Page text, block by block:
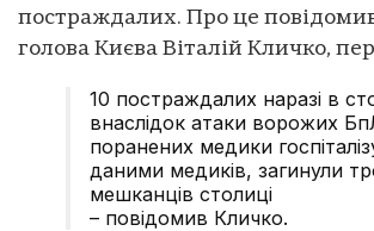
постраждалих. Про це
голова Києва Віталій Кличко,
10 постраждалих наразі в
внаслідок атаки ворожих
поранених медики
даними медиків, загинули
мешканців столиці
– повідомив Кличко.